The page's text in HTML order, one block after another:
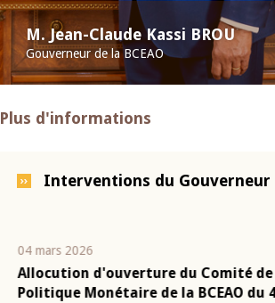
M. Jean-Claude Kassi BROU
Gouverneur de la BCEAO
Plus d'informations
Interventions du Gouverneur
04 mars 2026
Allocution d'ouverture du Comité de
Politique Monétaire de la BCEAO du